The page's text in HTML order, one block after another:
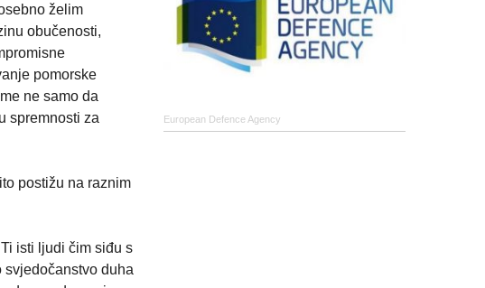
želim
obučenosti,
pomorske
ne samo da
spremnosti za
postižu na raznim
isti ljudi čim siđu s
duha
European Defence Agency